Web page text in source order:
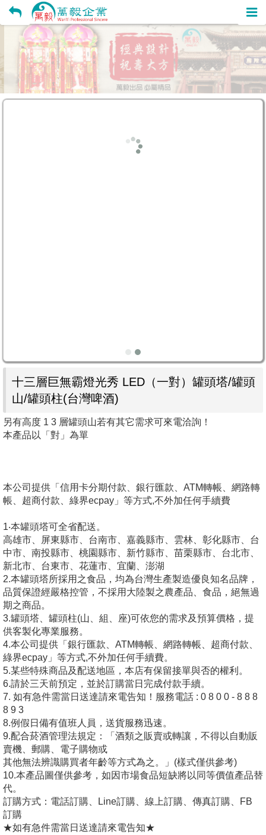
十三層巨無霸燈光秀 LED（一對）罐頭塔/罐頭
山/罐頭柱(台灣啤酒)
另有高度 1 3 層罐頭山若有其它需求可來電洽詢！
本產品以「對」為單
本公司提供「信用卡分期付款、銀行匯款、ATM轉帳、網路轉
帳、超商付款、綠界ecpay」等方式,不外加任何手續費
1‧本罐頭塔可全省配送。
高雄市、屏東縣市、台南市、嘉義縣市、雲林、彰化縣市、台
中市、南投縣市、桃園縣市、新竹縣市、苗栗縣市、台北市、
新北市、台東市、花蓮市、宜蘭、澎湖
2.本罐頭塔所採用之食品，均為台灣生產製造優良知名品牌，
品質保證經嚴格控管，不採用大陸製之農產品、食品，絕無過
期之商品。
3.罐頭塔、罐頭柱(山、組、座)可依您的需求及預算價格，提
供客製化專業服務。
4.本公司提供「銀行匯款、ATM轉帳、網路轉帳、超商付款、
綠界ecpay」等方式,不外加任何手續費。
5.某些特殊商品及配送地區，本店有保留接單與否的權利。
6.請於三天前預定，並於訂購當日完成付款手續。
7. 如有急件需當日送達請來電告知！服務電話 : 0 8 0 0 - 8 8 8
8 9 3
8.例假日備有值班人員，送貨服務迅速。
9.配合菸酒管理法規定：「酒類之販賣或轉讓，不得以自動販
賣機、郵購、電子購物或
其他無法辨識購買者年齡等方式為之。」(樣式僅供參考)
10.本產品圖僅供參考，如因市場食品短缺將以同等價值產品替
代。
訂購方式：電話訂購、Line訂購、線上訂購、傳真訂購、FB
訂購
★如有急件需當日送達請來電告知★